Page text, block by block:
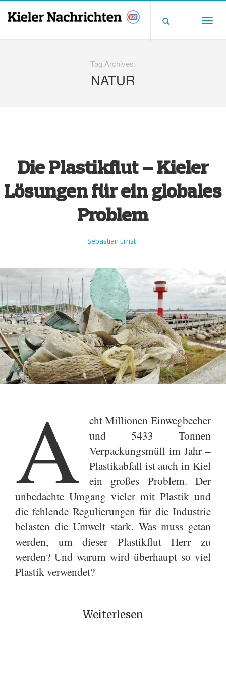
Tag Archives:
NATUR
Die Plastikflut – Kieler
Lösungen für ein globales
Problem
Sebastian Ernst
A
cht Millionen Einwegbecher
und 5433 Tonnen
Verpackungsmüll im Jahr –
Plastikabfall ist auch in Kiel
ein großes Problem. Der
unbedachte Umgang vieler mit Plastik und
die fehlende Regulierungen für die Industrie
belasten die Umwelt stark. Was muss getan
werden, um dieser Plastikflut Herr zu
werden? Und warum wird überhaupt so viel
Plastik verwendet?
Weiterlesen